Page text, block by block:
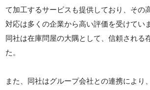
て加工するサービスも提供しており、その
対応は多くの企業から高い評価を受けてい
同社は在庫問屋の大隅として、信頼される
た。
また、同社はグループ会社との連携により